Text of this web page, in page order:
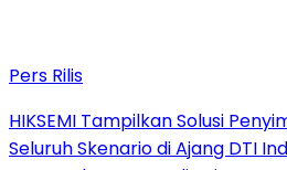
Pers Rilis
HIKSEMI Tampilkan Solusi
Seluruh Skenario di Ajang DTI